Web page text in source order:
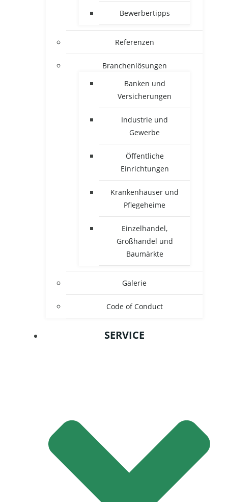
Bewerbertipps
Referenzen
Branchenlösungen
Banken und
Versicherungen
Industrie und
Gewerbe
Öffentliche
Einrichtungen
Krankenhäuser und
Pflegeheime
Einzelhandel,
Großhandel und
Baumärkte
Galerie
Code of Conduct
SERVICE